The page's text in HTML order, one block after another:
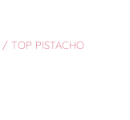
/ TOP PISTACHO